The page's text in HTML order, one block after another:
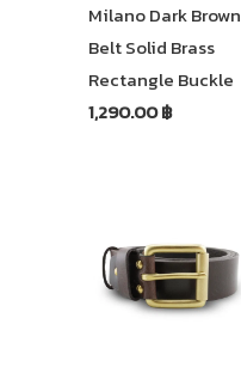
Milano Dark Brown
Belt Solid Brass
Rectangle Buckle
1,290.00 ฿